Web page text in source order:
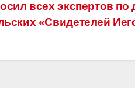
a
в
ть
всех экспертов по
«Свидетелей